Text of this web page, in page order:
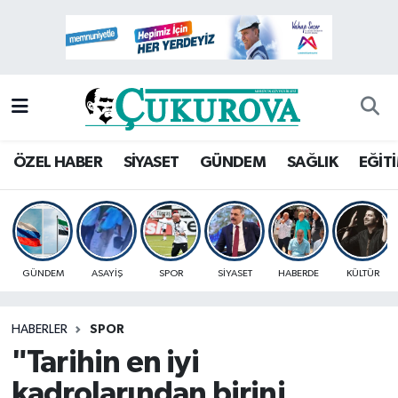
ÖZEL HABER SİYASET GÜNDEM SAĞLIK
GÜNDEM ASAYİŞ SPOR SİYASET HABERDE KÜLTÜR
HABERLER SPOR
"Tarihin en iyi
Mersin Hava Durumu
Mersin Namaz Vakitleri
Mersin Trafik Yoğunluk Haritası
Süper Lig Puan Durumu ve Fikstür
Haber Arşivi